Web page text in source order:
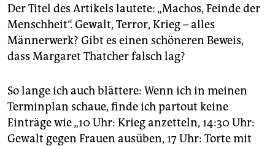
Der Titel des Artikels lautete: „Machos, Feinde der
Menschheit“. Gewalt, Terror, Krieg – alles
Männerwerk? Gibt es einen schöneren Beweis,
dass Margaret Thatcher falsch lag?
So lange ich auch blättere: Wenn ich in meinen
Terminplan schaue, finde ich partout keine
Einträge wie „10 Uhr: Krieg anzetteln, 14:30 Uhr:
Gewalt gegen Frauen ausüben, 17 Uhr: Torte mit